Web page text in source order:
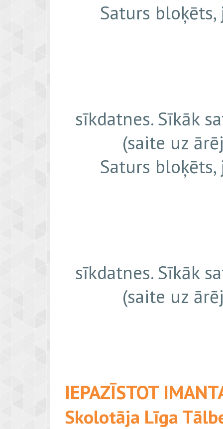
Saturs
sīkdatnes. Sīkāk
(saite uz
Saturs
sīkdatnes. Sīkāk
(saite uz
IEPAZĪSTOT
Skolotāja Līga